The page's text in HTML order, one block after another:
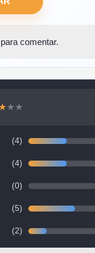
comentar.
★★
(4)
(4)
(0)
(5)
(2)